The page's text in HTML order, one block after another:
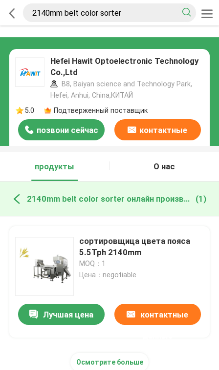
Hefei Hawit Optoelectronic Technology
Co.,Ltd
B8, Baiyan science and Technology Park,
Hefei, Anhui, China,КИТАЙ
5.0
Подтверженный поставщик
позвони сейчас контактные
продукты
О нас
2140mm belt color sorter онлайн производство (1)
сортировщица цвета пояса
5.5Tph 2140mm
MOQ：1
Цена：negotiable
Лучшая цена контактные
Осмотрите больше